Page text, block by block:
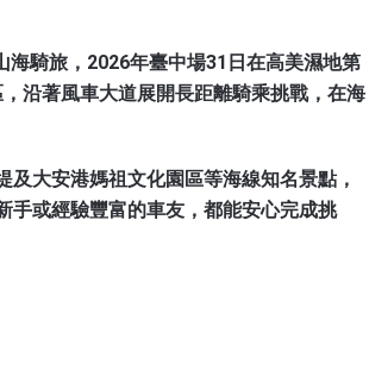
騎旅，2026年臺中場31日在高美濕地第
沿著風車大道展開長距離騎乘挑戰，在海
大安港媽祖文化園區等海線知名景點，
手或經驗豐富的車友，都能安心完成挑